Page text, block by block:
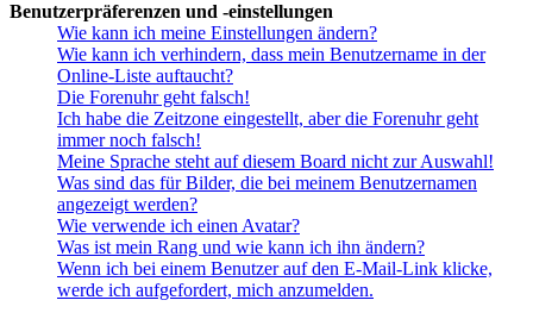
Benutzerpräferenzen und -einstellungen
Wie kann ich meine Einstellungen ändern?
Wie kann ich verhindern, dass mein Benutzername in der
Online-Liste auftaucht?
Die Forenuhr geht falsch!
Ich habe die Zeitzone eingestellt, aber die Forenuhr geht
immer noch falsch!
Meine Sprache steht auf diesem Board nicht zur Auswahl!
Was sind das für Bilder, die bei meinem Benutzernamen
angezeigt werden?
Wie verwende ich einen Avatar?
Was ist mein Rang und wie kann ich ihn ändern?
Wenn ich bei einem Benutzer auf den E-Mail-Link klicke,
werde ich aufgefordert, mich anzumelden.